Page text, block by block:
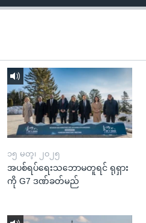
၁၅ မတ္၊ ၂၀၂၅
အပစ်ရပ်ရေးသဘောမတူရင် ရုရှား
ကို G7 ဒဏ်ခတ်မည်